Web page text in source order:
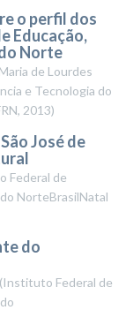
o perfil dos
Educação,
Norte
de Lourdes
e Tecnologia do
, 2013)
José de
Federal de
NorteBrasilNatal
do
(Instituto Federal de